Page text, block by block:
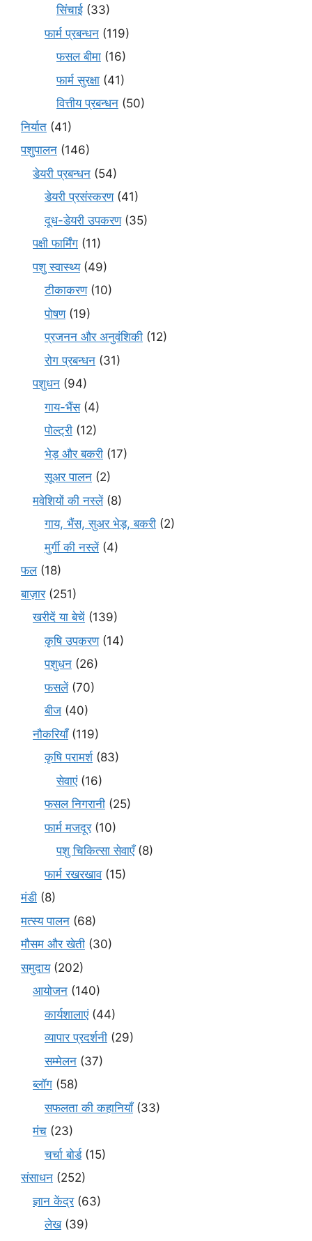
सिंचाई (33)
फार्म प्रबन्धन (119)
फसल बीमा (16)
फार्म सुरक्षा (41)
वित्तीय प्रबन्धन (50)
निर्यात (41)
पशुपालन (146)
डेयरी प्रबन्धन (54)
डेयरी प्रसंस्करण(41)
दूध-डेयरी उपकरण(35)
पक्षी फार्मिंग (11)
पशु स्वास्थ्य(49)
टीकाकरण(10)
पोषण(19)
प्रजनन और अनुवंशिकी (12)
रोग प्रबन्धन (31)
पशुधन (94)
गाय-भैंस(4)
पोल्ट्री (12)
भेड़ और बकरी (17)
सूअर पालन (2)
मवेशियों की नस्लें(8)
गाय, भैंस, सुअर भेड़, बकरी (2)
मुर्गी की नस्लें(4)
फल(18)
बाज़ार(251)
खरीदें या बेचें (139)
कृषि उपकरण(14)
पशुधन (26)
फसलें(70)
बीज (40)
नौकरियाँ(119)
कृषि परामर्श(83)
सेवाएं(16)
फसल निगरानी (25)
फार्म मजदूर(10)
पशु चिकित्सा सेवाएँ(8)
फार्म रखरखाव(15)
मंडी (8)
मत्स्य पालन (68)
मौसम और खेती (30)
समुदाय(202)
आयोजन (140)
कार्यशालाएं(44)
व्यापार प्रदर्शनी (29)
सम्मेलन (37)
ब्लॉग (58)
सफलता की कहानियाँ(33)
मंच (23)
चर्चा बोर्ड(15)
संसाधन (252)
ज्ञान केंद्र(63)
लेख(39)